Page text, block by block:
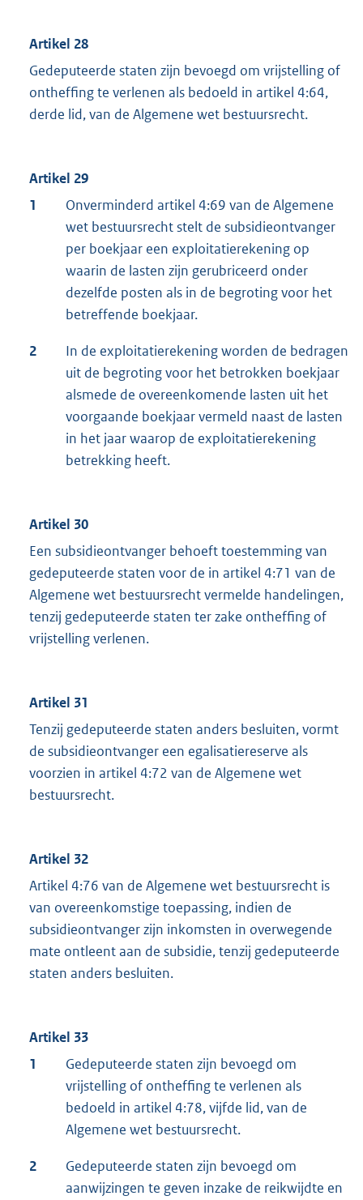
Artikel 28
Gedeputeerde staten zijn bevoegd om vrijstelling of
ontheffing te verlenen als bedoeld in artikel 4:64,
derde lid, van de Algemene wet bestuursrecht.
Artikel 29
1
Onverminderd artikel 4:69 van de Algemene
wet bestuursrecht stelt de subsidieontvanger
per boekjaar een exploitatierekening op
waarin de lasten zijn gerubriceerd onder
dezelfde posten als in de begroting voor het
betreffende boekjaar.
2
In de exploitatierekening worden de bedragen
uit de begroting voor het betrokken boekjaar
alsmede de overeenkomende lasten uit het
voorgaande boekjaar vermeld naast de lasten
in het jaar waarop de exploitatierekening
betrekking heeft.
Artikel 30
Een subsidieontvanger behoeft toestemming van
gedeputeerde staten voor de in artikel 4:71 van de
Algemene wet bestuursrecht vermelde handelingen,
tenzij gedeputeerde staten ter zake ontheffing of
vrijstelling verlenen.
Artikel 31
Tenzij gedeputeerde staten anders besluiten, vormt
de subsidieontvanger een egalisatiereserve als
voorzien in artikel 4:72 van de Algemene wet
bestuursrecht.
Artikel 32
Artikel 4:76 van de Algemene wet bestuursrecht is
van overeenkomstige toepassing, indien de
subsidieontvanger zijn inkomsten in overwegende
mate ontleent aan de subsidie, tenzij gedeputeerde
staten anders besluiten.
Artikel 33
1
Gedeputeerde staten zijn bevoegd om
vrijstelling of ontheffing te verlenen als
bedoeld in artikel 4:78, vijfde lid, van de
Algemene wet bestuursrecht.
2
Gedeputeerde staten zijn bevoegd om
aanwijzingen te geven inzake de reikwijdte en